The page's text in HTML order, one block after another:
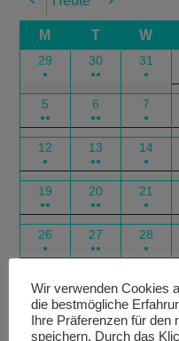
Previous Next
M T W
29
●
30
●●
31
●
5
●●
6
●●
7
●
12
●
13
●●
14
●
19
●●
20
●●
21
●
26
●
27
●●
28
●
Subscribe
in
Google
in
Outlook
Wir verwenden Cookies
die bestmögliche
Ihre Präferenzen für den
speichern. Durch das